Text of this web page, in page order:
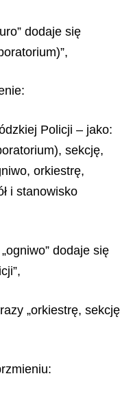
dodaje się
Policji – jako:
sekcję,
orkiestrę,
i stanowisko
dodaje się
„orkiestrę, sekcję